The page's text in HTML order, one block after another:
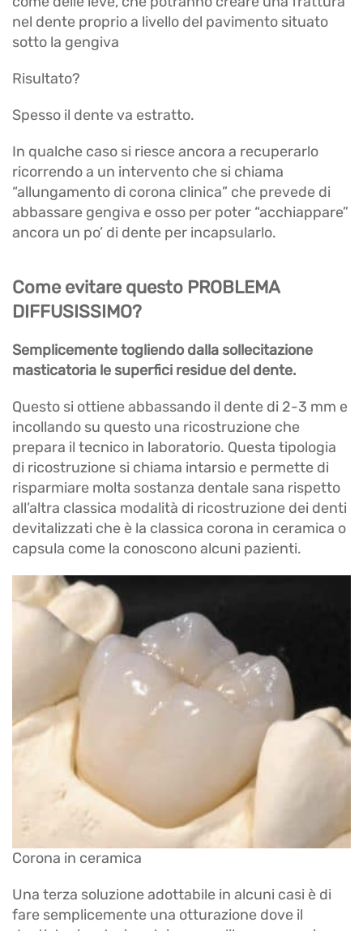
nel dente proprio a livello del pavimento situato
sotto la gengiva
Risultato?
Spesso il dente va estratto.
In qualche caso si riesce ancora a recuperarlo
ricorrendo a un intervento che si chiama
“allungamento di corona clinica” che prevede di
abbassare gengiva e osso per poter “acchiappare”
ancora un po’ di dente per incapsularlo.
Come evitare questo PROBLEMA
DIFFUSISSIMO?
Semplicemente togliendo dalla sollecitazione
masticatoria le superfici residue del dente.
Questo si ottiene abbassando il dente di 2-3 mm e
incollando su questo una ricostruzione che
prepara il tecnico in laboratorio. Questa tipologia
di ricostruzione si chiama intarsio e permette di
risparmiare molta sostanza dentale sana rispetto
all’altra classica modalità di ricostruzione dei denti
devitalizzati che è la classica corona in ceramica o
capsula come la conoscono alcuni pazienti.
Corona in ceramica
Una terza soluzione adottabile in alcuni casi è di
fare semplicemente una otturazione dove il